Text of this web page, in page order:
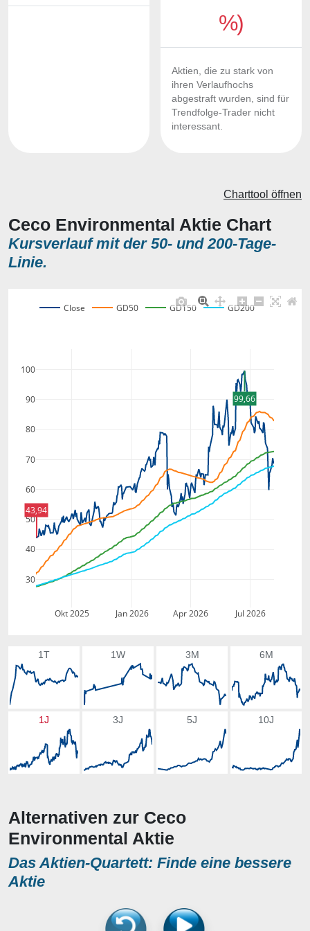
%)
Aktien, die zu stark von
ihren Verlaufhochs
abgestraft wurden, sind für
Trendfolge-Trader nicht
interessant.
Ceco Environmental Aktie Chart
Kursverlauf mit der 50- und 200-Tage-
Linie.
Charttool öffnen
Okt 2025 Jan 2026 Apr 2026 Jul 2026
30
40
50
60
70
80
90
100
Close GD50 GD150 GD200
99,66
43,94
1T 1W 3M 6M
1J 3J 5J 10J
Alternativen zur Ceco
Environmental Aktie
Das Aktien-Quartett: Finde eine bessere
Aktie